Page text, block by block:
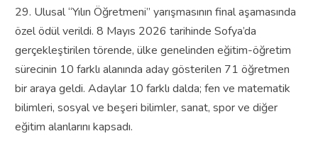
29. Ulusal “Yılın Öğretmeni” yarışmasının final aşamasında
özel ödül verildi. 8 Mayıs 2026 tarihinde Sofya’da
gerçekleştirilen törende, ülke genelinden eğitim-öğretim
sürecinin 10 farklı alanında aday gösterilen 71 öğretmen
bir araya geldi. Adaylar 10 farklı dalda; fen ve matematik
bilimleri, sosyal ve beşeri bilimler, sanat, spor ve diğer
eğitim alanlarını kapsadı.